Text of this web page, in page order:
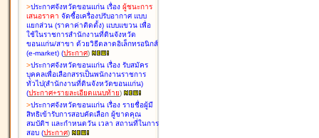
>ประกาศจังหวัดขอนแก่น เรื่อง ผู้ชนะการ
เสนอราคา จัดซื้อเครื่องปรับอากาศ แบบ
แยกส่วน (ราคาค่าติดตั้ง) แบบแขวน เพื่อ
ใช้ในราชการสำนักงานที่ดินจังหวัด
ขอนแก่น/สาขา ด้วยวิธีตลาดอิเล็กทรอนิกส์
(e-market) (ประกาศ)
>ประกาศจังหวัดขอนแก่น เรื่อง รับสมัคร
บุคคลเพื่อเลือกสรรเป็นพนักงานราชการ
ทั่วไป(สำนักงานที่ดินจังหวัดขอนแก่น)
(ประกาศ+รายละเอียดแนบท้าย)
>ประกาศจังหวัดขอนแก่น เรื่อง รายชื่อผู้มี
สิทธิเข้ารับการสอบคัดเลือก ผู้ขาดคุณ
สมบัติฯ และกำหนดวัน เวลา สถานที่ในการ
สอบ (ประกาศ)